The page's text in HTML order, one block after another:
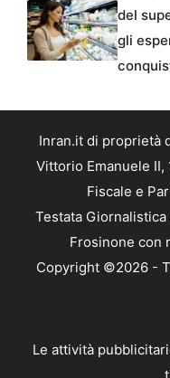
del
gli
Inran.it di proprietà
Vittorio Emanuele II,
Fiscale e
Testata
Frosinone con
Copyright ©2026 -
Le attività